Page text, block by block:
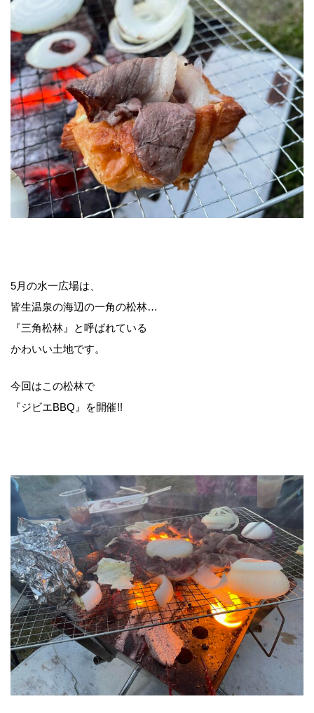
5月の水一広場は、
皆生温泉の海辺の一角の松林…
『三角松林』と呼ばれている
かわいい土地です。
今回はこの松林で
『ジビエBBQ』を開催!!